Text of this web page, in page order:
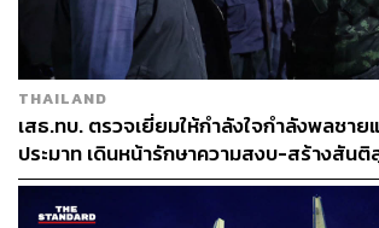
THAILAND
เสธ.ทบ. ตรวจเยี่ยมให้กำลังใจกำลังพลชาย
ประมาท เดินหน้ารักษาความสงบ-สร้างสันติ